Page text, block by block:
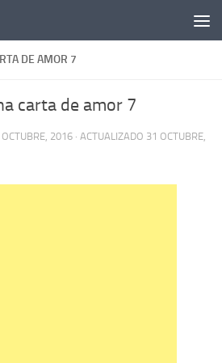
DE AMOR 7
carta de amor 7
2016 · ACTUALIZADO 31 OCTUBRE,